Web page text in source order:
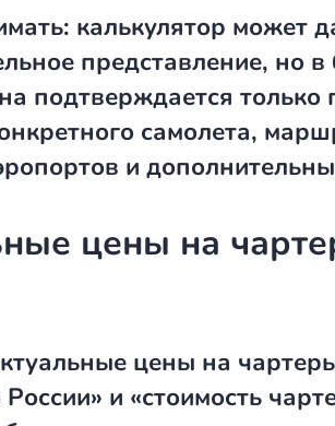
калькулятор может
представление, но в
подтверждается только
самолета,
и
цены на
цены на
и «стоимость